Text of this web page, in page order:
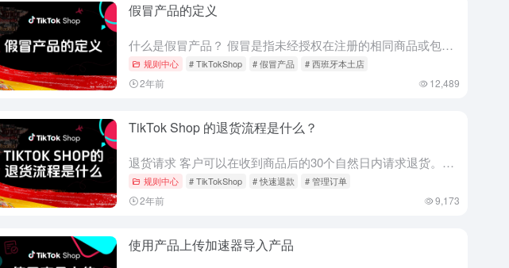
假冒产品的定义
什么是假冒产品？ 假冒是指未经授权在注册的相同商品或包装上使用与他人注册商标相同或极为相似的商标。严禁宣传和销售假冒产品。这包括在未经品牌所有者授权的情况下在产品图片或产品说明中显示品牌名称、徽标或商...
规则中心 # TikTokShop # 假冒产品 # 西班牙本土店
2年前 12,489
TikTok Shop 的退货流程是什么？
退货请求 客户可以在收到商品后的30个自然日内请求退货。该请求在客户发货退货之前需要获得批准，可以由TikTok商店自动批准或由卖家手动批准。 如果请求需要卖家审核，卖家必须在请求提交后的2个工作日内...
规则中心 # TikTokShop # 快速退款 # 管理订单
2年前 9,173
使用产品上传加速器导入产品